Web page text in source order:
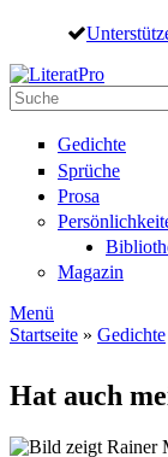
Direkt zum Inhalt
Suche
Gedichte
Sprüche
Prosa
Magazin
Menü
Startseite » Gedichte
Hat auch